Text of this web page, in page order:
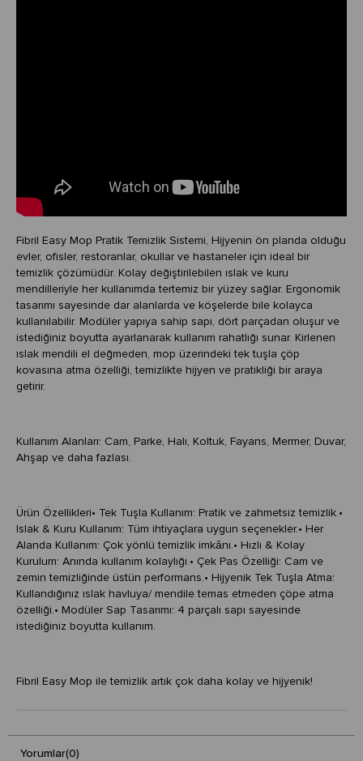
Fibril Easy Mop Pratik Temizlik Sistemi, Hijyenin ön planda olduğu
evler, ofisler, restoranlar, okullar ve hastaneler için ideal bir
temizlik çözümüdür. Kolay değiştirilebilen ıslak ve kuru
mendilleriyle her kullanımda tertemiz bir yüzey sağlar. Ergonomik
tasarımı sayesinde dar alanlarda ve köşelerde bile kolayca
kullanılabilir. Modüler yapıya sahip sapı, dört parçadan oluşur ve
istediğiniz boyutta ayarlanarak kullanım rahatlığı sunar. Kirlenen
ıslak mendili el değmeden, mop üzerindeki tek tuşla çöp
kovasına atma özelliği, temizlikte hijyen ve pratikliği bir araya
getirir.
Kullanım Alanları: Cam, Parke, Halı, Koltuk, Fayans, Mermer, Duvar,
Ahşap ve daha fazlası.
Ürün Özellikleri• Tek Tuşla Kullanım: Pratik ve zahmetsiz temizlik.•
Islak & Kuru Kullanım: Tüm ihtiyaçlara uygun seçenekler.• Her
Alanda Kullanım: Çok yönlü temizlik imkȃnı.• Hızlı & Kolay
Kurulum: Anında kullanım kolaylığı.• Çek Pas Özelliği: Cam ve
zemin temizliğinde üstün performans.• Hijyenik Tek Tuşla Atma:
Kullandığınız ıslak havluya/ mendile temas etmeden çöpe atma
özelliği.• Modüler Sap Tasarımı: 4 parçalı sapı sayesinde
istediğiniz boyutta kullanım.
Fibril Easy Mop ile temizlik artık çok daha kolay ve hijyenik!
Yorumlar(0)